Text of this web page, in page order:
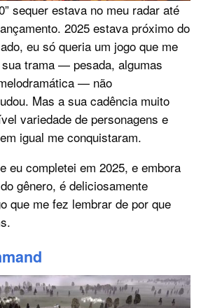
sequer estava no meu radar até
2025 estava próximo do
eu só queria um jogo que me
trama — pesada, algumas
— não
Mas a sua cadência muito
variedade de personagens e
igual me conquistaram.
eu completei em 2025, e embora
gênero, é deliciosamente
que me fez lembrar de por que